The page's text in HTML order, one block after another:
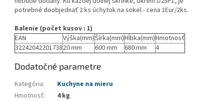
potrebné doobjednať 2 ks úchytok na sokel - cena 1Eur/2ks.
Balenie (počet kusov : 1)
EAN
Výška(mm)Šírka(mm)Hĺbka(mm)Hmotnosť
3224204220173820 mm 600 mm 680 mm 4
Dodatočné parametre
Kategória:
Kuchyne na mieru
Hmotnosť:
4 kg